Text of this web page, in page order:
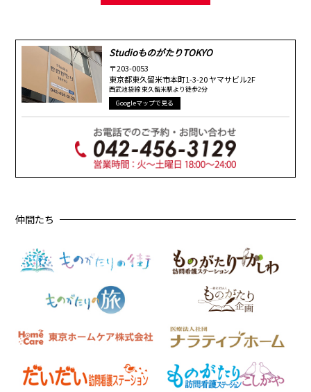
3. 個人情報の利用について
当店は、取得等の際に示した利用目的の範囲内で、かつ業務の遂行上必要
な限度内で、個人情報を利用します。個人情報の取り扱いを第三者に委託
する場合は、当該第三者に秘密を厳守するよう契約を締結し、その責任の
所在を明確にし、個人情報の安全管理のために必要かつ適切な監督を行い
ます。
4. 個人情報の第三者提供について
当店は、以下に定める場合を除き、原則として個人情報を第三者に提供し
・ お客様の同意がある場合
・ 個人情報保護法その他法令に定めのある場合
当店は、お客様がご自身の個人情報について、開示・訂正・利用停止・消
去を申し出られた場合は速やかに対応します。
6. 個人情報保護関連規程の制定・実施・改善
当店は、上記の方針を徹底するため、これを全職員並びに関係者に周知・
実施し、本プライバシーポリシーの内容を継続的に見直し、改善に努めま
〒203-0053 東京都東久留米市本町1-3-20
TEL：042-456-3129
StudioものがたりTOKYO
〒203-0053
東京都東久留米市本町1-3-20 ヤマサビル2F
西武池袋線 東久留米駅より徒歩2分
Googleマップで見る
仲間たち